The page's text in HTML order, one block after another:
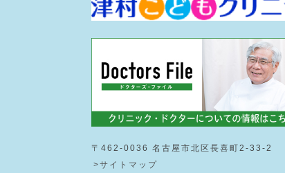
〒462-0036 名古屋市北区長喜町2-33-2
>サイトマップ